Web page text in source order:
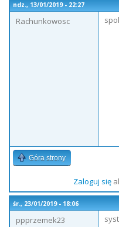
ndz., 13/01/2019 - 22:27
Rachunkowosc
Góra strony
Zaloguj się
śr., 23/01/2019 - 18:06
ppprzemek23